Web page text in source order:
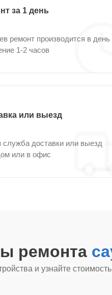
за 1 день
ремонт производится в день
1-2 часов
или выезд
служба доставки или выезд
или в офис
ремонта
и узнайте